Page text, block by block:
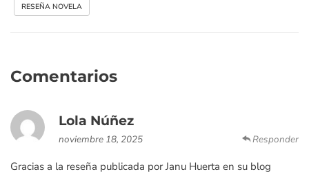
RESEÑA NOVELA
Comentarios
Lola Núñez
noviembre 18, 2025 Responder
Gracias a la reseña publicada por Janu Huerta en su blog